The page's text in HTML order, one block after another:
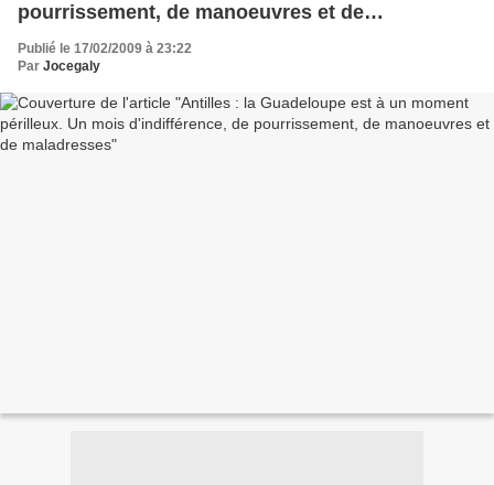
pourrissement, de manoeuvres et de
maladresses
Publié le 17/02/2009 à 23:22
Par Jocegaly